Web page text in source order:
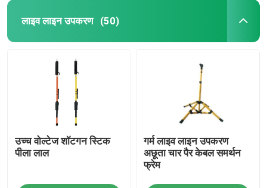
उत्पाद
हमारे बारे में
कारखाना भ्रमण
लाइव लाइन उपकरण (50)
उच्च वोल्टेज शॉटगन स्टिक
पीला लाल
गर्म लाइव लाइन उपकरण
अछूता चार पैर केबल समर्थन
फ्रेम